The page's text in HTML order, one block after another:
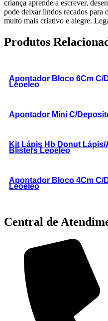
criança aprende a escrever,
pode deixar lindos recados para
muito mais criativo e alegre.
Produtos
Apontador Bloco 6Cm C/
Leoeleo
Apontador Mini C/
Kit Lápis Hb Donut
Blisters Leoeleo
Apontador Bloco 4Cm C/
Leoeleo
Central de